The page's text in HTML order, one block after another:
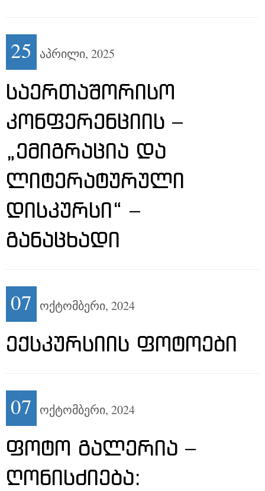
25 აპრილი, 2025
ᲡᲐᲔᲠᲗᲐᲨᲝᲠᲘᲡᲝ
ᲙᲝᲜᲤᲔᲠᲔᲜᲪᲘᲘᲡ –
„ᲔᲛᲘᲒᲠᲐᲪᲘᲐ ᲓᲐ
ᲚᲘᲢᲔᲠᲐᲢᲣᲠᲣᲚᲘ
ᲓᲘᲡᲙᲣᲠᲡᲘ“ –
ᲒᲐᲜᲐᲪᲮᲐᲓᲘ
07 ოქტომბერი, 2024
ᲔᲥᲡᲙᲣᲠᲡᲘᲘᲡ ᲤᲝᲢᲝᲔᲑᲘ
07 ოქტომბერი, 2024
ᲤᲝᲢᲝ ᲒᲐᲚᲔᲠᲘᲐ –
ᲦᲝᲜᲘᲡᲫᲘᲔᲑᲐ: